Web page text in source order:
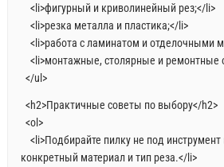
<li>фигурный и криволинейный рез;</li>
<li>резка металла и пластика;</li>
<li>работа с ламинатом и отделочными
<li>монтажные, столярные и ремонтные
</ul>
<h2>Практичные советы по выбору</h2>
<ol>
<li>Подбирайте пилку не под
конкретный материал и тип реза.</li>